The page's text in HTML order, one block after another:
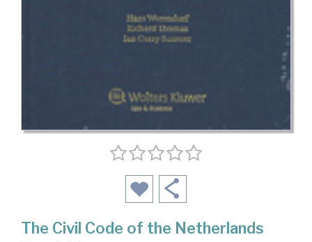
The Civil Code of the Netherlands